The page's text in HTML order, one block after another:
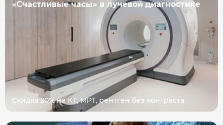
«Счастливые часы» в лучевой диагностике
Скидка 20% на КТ, МРТ, рентген без контраста